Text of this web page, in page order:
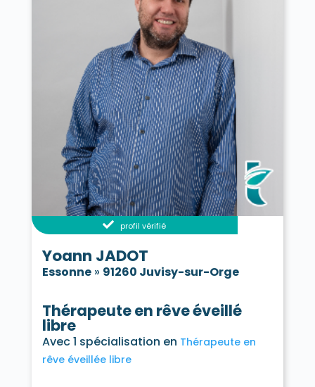
profil vérifié
Yoann JADOT
Essonne» 91260 Juvisy-sur-Orge
Thérapeute en rêve éveillé
libre
Avec 1 spécialisation en Thérapeute en
rêve éveillée libre